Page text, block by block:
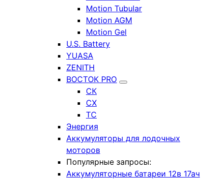
Motion Tubular
Motion AGM
Motion Gel
U.S. Battery
YUASA
ZENITH
ВОСТОК PRO
СК
СХ
ТС
Энергия
Аккумуляторы для лодочных
моторов
Популярные запросы:
Аккумуляторные батареи 12в 17ач